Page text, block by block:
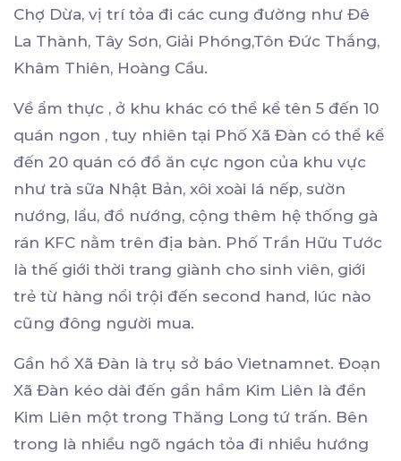
Chợ Dừa, vị trí tỏa đi các cung đường như Đê
La Thành, Tây Sơn, Giải Phóng,Tôn Đức Thắng,
Khâm Thiên, Hoàng Cầu.
Về ẩm thực , ở khu khác có thể kể tên 5 đến 10
quán ngon , tuy nhiên tại Phố Xã Đàn có thể kể
đến 20 quán có đồ ăn cực ngon của khu vực
như trà sữa Nhật Bản, xôi xoài lá nếp, sườn
nướng, lẩu, đồ nướng, cộng thêm hệ thống gà
rán KFC nằm trên địa bàn. Phố Trần Hữu Tước
là thế giới thời trang giành cho sinh viên, giới
trẻ từ hàng nổi trội đến second hand, lúc nào
cũng đông người mua.
Gần hồ Xã Đàn là trụ sở báo Vietnamnet. Đoạn
Xã Đàn kéo dài đến gần hầm Kim Liên là đền
Kim Liên một trong Thăng Long tứ trấn. Bên
trong là nhiều ngõ ngách tỏa đi nhiều hướng